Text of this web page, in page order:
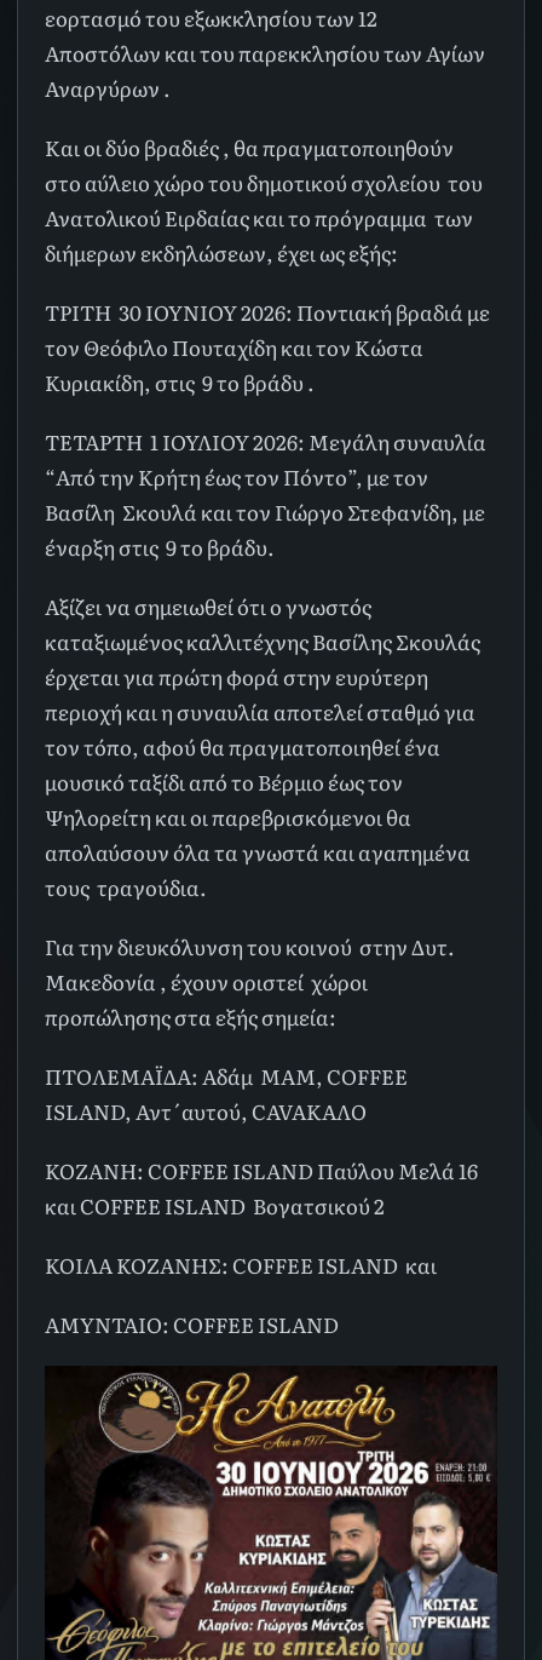
εορτασμό του εξωκκλησίου των 12
Αποστόλων και του παρεκκλησίου των Αγίων
Αναργύρων .
Και οι δύο βραδιές , θα πραγματοποιηθούν
στο αύλειο χώρο του δημοτικού σχολείου του
Ανατολικού Ειρδαίας και το πρόγραμμα των
διήμερων εκδηλώσεων, έχει ως εξής:
ΤΡΙΤΗ 30 ΙΟΥΝΙΟΥ 2026: Ποντιακή βραδιά με
τον Θεόφιλο Πουταχίδη και τον Κώστα
Κυριακίδη, στις 9 το βράδυ .
ΤΕΤΑΡΤΗ 1 ΙΟΥΛΙΟΥ 2026: Μεγάλη συναυλία
“Από την Κρήτη έως τον Πόντο”, με τον
Βασίλη Σκουλά και τον Γιώργο Στεφανίδη, με
έναρξη στις 9 το βράδυ.
Αξίζει να σημειωθεί ότι ο γνωστός
καταξιωμένος καλλιτέχνης Βασίλης Σκουλάς
έρχεται για πρώτη φορά στην ευρύτερη
περιοχή και η συναυλία αποτελεί σταθμό για
τον τόπο, αφού θα πραγματοποιηθεί ένα
μουσικό ταξίδι από το Βέρμιο έως τον
Ψηλορείτη και οι παρεβρισκόμενοι θα
απολαύσουν όλα τα γνωστά και αγαπημένα
τους τραγούδια.
Για την διευκόλυνση του κοινού στην Δυτ.
Μακεδονία , έχουν οριστεί χώροι
προπώλησης στα εξής σημεία:
ΠΤΟΛΕΜΑΪΔΑ: Αδάμ ΜΑΜ, COFFEE
ISLAND, Αντ΄αυτού, CAVAΚΑΛΟ
ΚΟΖΑΝΗ: COFFEE ISLAND Παύλου Μελά 16
και COFFEE ISLAND Βογατσικού 2
ΚΟΙΛΑ ΚΟΖΑΝΗΣ: COFFEE ISLAND και
ΑΜΥΝΤΑΙΟ: COFFEE ISLAND